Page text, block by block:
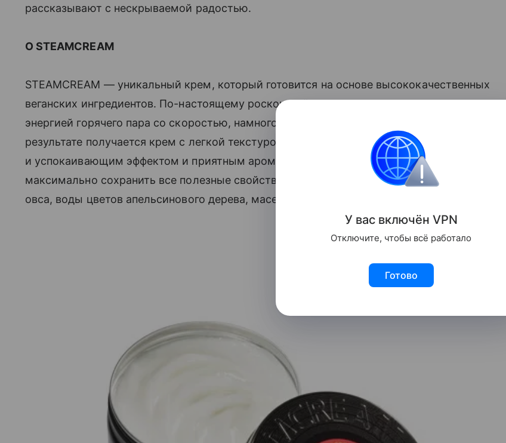
рассказывают с нескрываемой радостью.
О STEAMCREAM
STEAMCREAM — уникальный крем, который готовится на основе высококачественных
веганских ингредиентов. По-настоящему роскошный состав перемешивается
энергией горячего пара со скоростью, намного превышающей стандартную. В
результате получается крем с легкой текстурой эмульсии, отменным увлажняющим
и успокаивающим эффектом и приятным ароматом. Технология позволяет
максимально сохранить все полезные свойства натуральных ингредиентов — настоя
овса, воды цветов апельсинового дерева, масел лаванды, миндаля, кокоса и жожоба.
У вас включён VPN
Отключите, чтобы всё работало
Готово